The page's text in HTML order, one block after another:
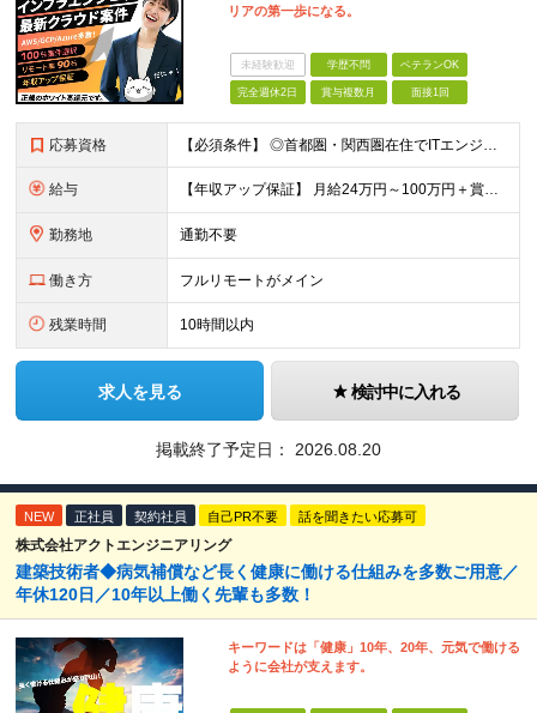
リアの第一歩になる。
未経験歓迎 学歴不問 ベテランOK
完全週休2日 賞与複数月 面接1回
応募資格 【必須条件】 ◎⾸都圏・関⻄圏在住でITエンジニアとしての実務経験が3年以上ある⽅（開発・インフラいずれも歓迎） →⾸都圏（東京、神奈川、千葉、埼⽟）、関⻄圏（⼤阪、兵庫、京都）在住のITエンジニア採
給与 【年収アップ保証】 月給24万円～100万円＋賞与（年3回）＋諸手当 ◆想定年収432万円〜1200万円(経験・スキルを考慮し決定) ※年収アップ保証付帯 ◆基本給には⽉20時間分の固定残業代(31,
勤務地 通勤不要
働き方 フルリモートがメイン
残業時間 10時間以内
求人を見る 検討中に入れる
掲載終了予定日： 2026.08.20
NEW 正社員 契約社員 自己PR不要 話を聞きたい応募可
株式会社アクトエンジニアリング
建築技術者◆病気補償など長く健康に働ける仕組みを多数ご用意／
年休120日／10年以上働く先輩も多数！
キーワードは「健康」10年、20年、元気で働ける
ように会社が支えます。